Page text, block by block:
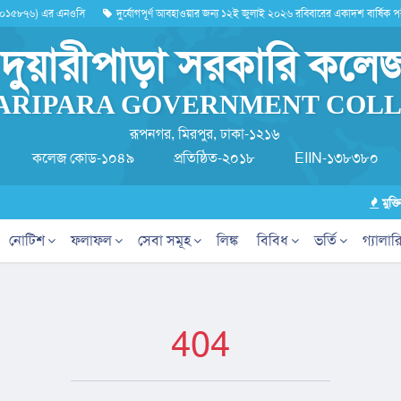
এর এনওসি দুর্যোগপূর্ণ আবহাওয়ার জন্য ১২ই জুলাই ২০২৬ রবিবারের একাদশ বার্ষিক
দুয়ারীপাড়া সরকারি
GOVERNMENT
রূপনগর, মিরপুর, ঢাকা-১২১৬
কলেজ কোড-১০৪৯
প্রতিষ্ঠিত-২০১৮ EIIN-১৩৮৩৮০
নোটিশ ফলাফল সেবা সমূহ লিঙ্ক বিবিধ ভর্তি গ্যালারি
404